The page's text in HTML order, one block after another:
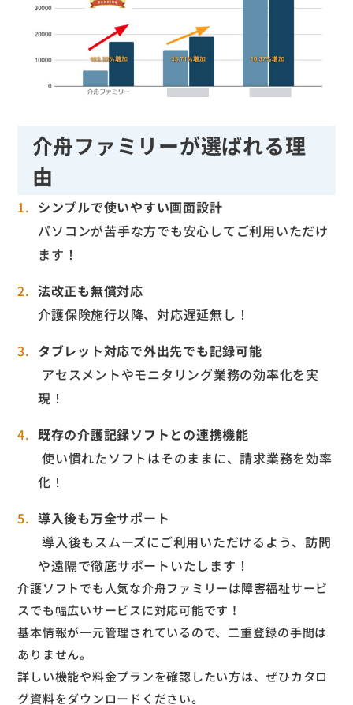
介舟ファミリーが選ばれる理
由
シンプルで使いやすい画面設計
パソコンが苦手な方でも安心してご利用いただけ
ます！
法改正も無償対応
介護保険施行以降、対応遅延無し！
タブレット対応で外出先でも記録可能
アセスメントやモニタリング業務の効率化を実
現！
既存の介護記録ソフトとの連携機能
使い慣れたソフトはそのままに、請求業務を効率
化！
導入後も万全サポート
導入後もスムーズにご利用いただけるよう、訪問
や遠隔で徹底サポートいたします！
介護ソフトでも人気な介舟ファミリーは障害福祉サービ
スでも幅広いサービスに対応可能です！
基本情報が一元管理されているので、二重登録の手間は
ありません。
詳しい機能や料金プランを確認したい方は、ぜひカタロ
グ資料をダウンロードください。